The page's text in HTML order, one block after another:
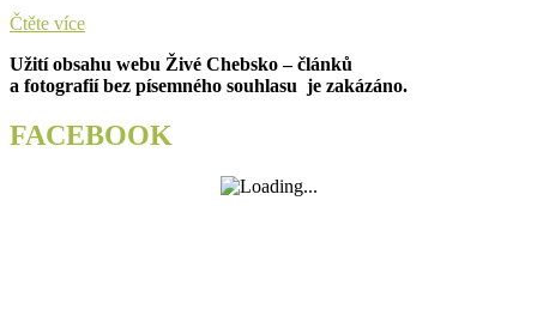
Čtěte víceVšechny
IZS
vyjely
pádu
malého
Užití obsahu webu Živé Chebsko – článků
a fotografií bez písemného souhlasu je zakázáno.
FACEBOOK